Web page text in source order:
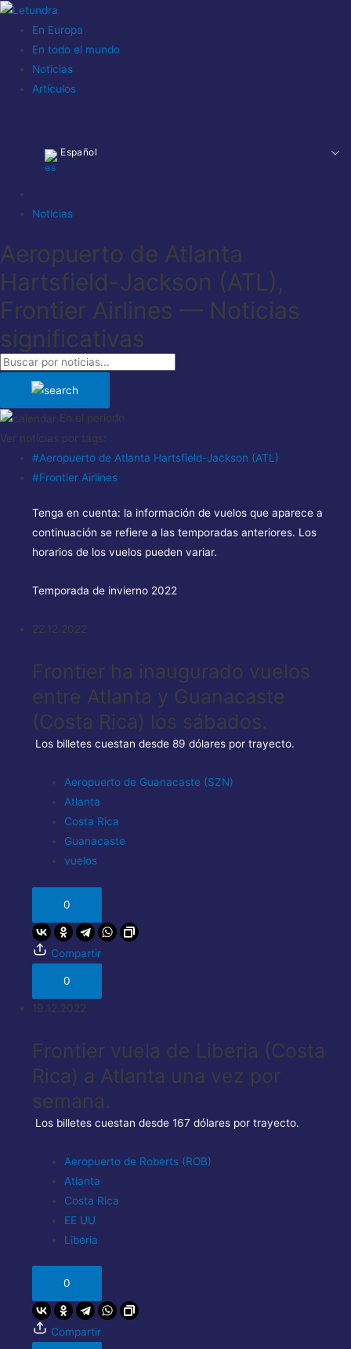
En Europa
En todo el mundo
Noticias
Artículos
Español
Noticias
Aeropuerto de Atlanta
Hartsfield-Jackson (ATL),
Frontier Airlines — Noticias
significativas
En el período
Ver noticias por tags:
#Aeropuerto de Atlanta Hartsfield-Jackson (ATL)
#Frontier Airlines
Tenga en cuenta: la información de vuelos que aparece a
continuación se refiere a las temporadas anteriores. Los
horarios de los vuelos pueden variar.
Temporada de invierno 2022
22.12.2022
Frontier ha inaugurado vuelos
entre Atlanta y Guanacaste
(Costa Rica) los sábados.
Los billetes cuestan desde 89 dólares por trayecto.
Aeropuerto de Guanacaste (SZN)
Atlanta
Costa Rica
Guanacaste
vuelos
0
Compartir
0
19.12.2022
Frontier vuela de Liberia (Costa
Rica) a Atlanta una vez por
semana.
Los billetes cuestan desde 167 dólares por trayecto.
Aeropuerto de Roberts (ROB)
Atlanta
Costa Rica
EE UU
Liberia
0
Compartir